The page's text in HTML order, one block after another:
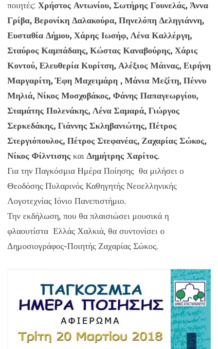
ποιητές: Χρήστος Αντωνίου, Σωτήρης Γουνελάς, Άννα
Γρίβα, Βερονίκη Δαλακούρα, Πηνελόπη Δεληγιάννη,
Ευσταθία Δήμου, Χάρης Ιωσήφ, Λένα Καλλέργη,
Σταύρος Καμπάδαης, Κώστας Καναβούρης, Χάρις
Κοντού, Ελευθερία Κυρίτση, Αλέξιος Μάινας, Ειρήνη
Μαργαρίτη, Έφη Μαχειμάρη , Μάνια Μεζίτη, Πέννυ
Μηλιά, Νίκος Μοσχοβάκος, Φάνης Παπαγεωργίου,
Σταμάτης Πολενάκης, Λένα Σαμαρά, Γιώργος
Σερκεδάκης, Γιάννης Σκληβανιώτης, Πέτρος
Στεργιόπουλος, Πέτρος Στεφανέας, Ζαχαρίας Σώκος,
Νίκος Φίλντισης και Δημήτρης Χαρίτος.
Για την Παγκόσμια Ημέρα Ποίησης θα μιλήσει ο
Θεοδόσης Πυλαρινός Καθηγητής Νεοελληνικής
Λογοτεχνίας Ιόνιο Πανεπιστήμιο.
Την εκδήλωση, που θα πλαισιώσει μουσικά η
φλαουτίστα Ελλάς Χαλκιά, θα συντονίσει ο
Δημοσιογράφος-Ποιητής Ζαχαρίας Σώκος.